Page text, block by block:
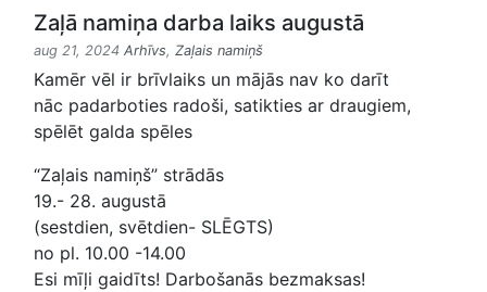
Zaļā namiņa darba laiks augustā
aug 21, 2024 Arhīvs, Zaļais namiņš
Kamēr vēl ir brīvlaiks un mājās nav ko darīt
nāc padarboties radoši, satikties ar draugiem,
spēlēt galda spēles
“Zaļais namiņš” strādās
19.- 28. augustā
(sestdien, svētdien- SLĒGTS)
no pl. 10.00 -14.00
Esi mīļi gaidīts! Darbošanās bezmaksas!